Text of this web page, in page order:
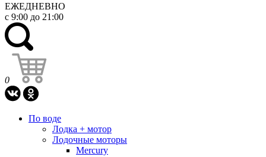
ЕЖЕДНЕВНО
с 9:00 до 21:00
0
По воде
Лодка + мотор
Лодочные моторы
Mercury